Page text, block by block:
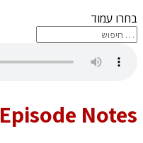
בחרו עמוד
Episode Notes